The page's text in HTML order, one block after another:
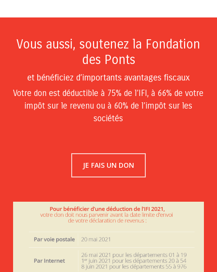
Vous aussi, soutenez la Fondation
des Ponts
et bénéficiez d’importants avantages fiscaux
Votre don est déductibleà 75% de l’IFI,à 66% de votre
impôt sur le revenuou à 60% de l’impôt sur les
sociétés
JE FAIS UN DON